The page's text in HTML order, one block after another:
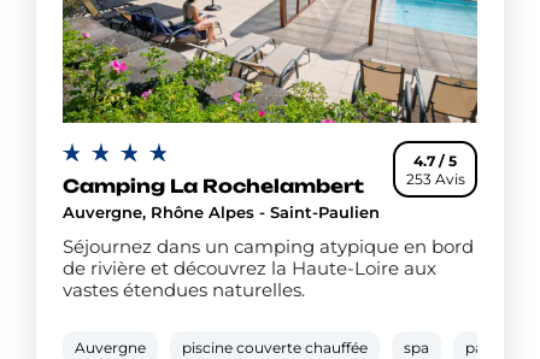
4.7 / 5
253 Avis
Camping La Rochelambert
Auvergne, Rhône Alpes - Saint-Paulien
Séjournez dans un camping atypique en bord
de rivière et découvrez la Haute-Loire aux
vastes étendues naturelles.
Auvergne piscine couverte chauffée spa